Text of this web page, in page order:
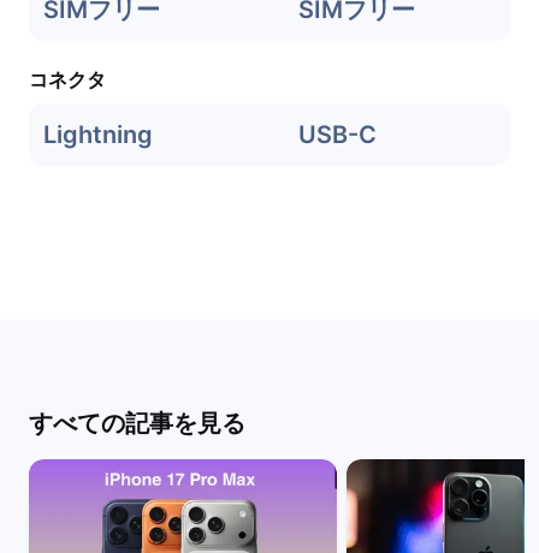
SIMフリー SIMフリー
コネクタ
Lightning USB-C
すべての記事を見る